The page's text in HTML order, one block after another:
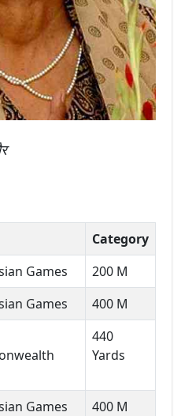
Category
Games
200 M
Games
400 M
440
Yards
Games
400 M